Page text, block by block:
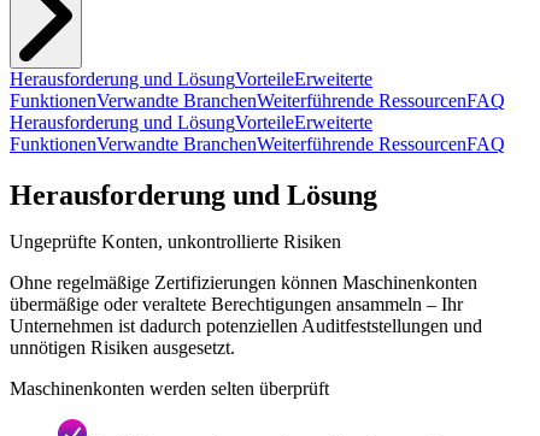
Herausforderung und LösungVorteileErweiterte
FunktionenVerwandte BranchenWeiterführende RessourcenFAQ
Herausforderung und LösungVorteileErweiterte
FunktionenVerwandte BranchenWeiterführende RessourcenFAQ
Herausforderung und Lösung
Ungeprüfte Konten, unkontrollierte Risiken
Ohne regelmäßige Zertifizierungen können Maschinenkonten
übermäßige oder veraltete Berechtigungen ansammeln – Ihr
Unternehmen ist dadurch potenziellen Auditfeststellungen und
unnötigen Risiken ausgesetzt.
Maschinenkonten werden selten überprüft